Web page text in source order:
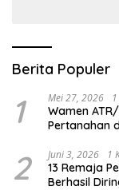
Berita Populer
1 Mei 27, 2026
Wamen
Pertanahan
2 Juni 3, 2026 1
13 Remaja
Berhasil